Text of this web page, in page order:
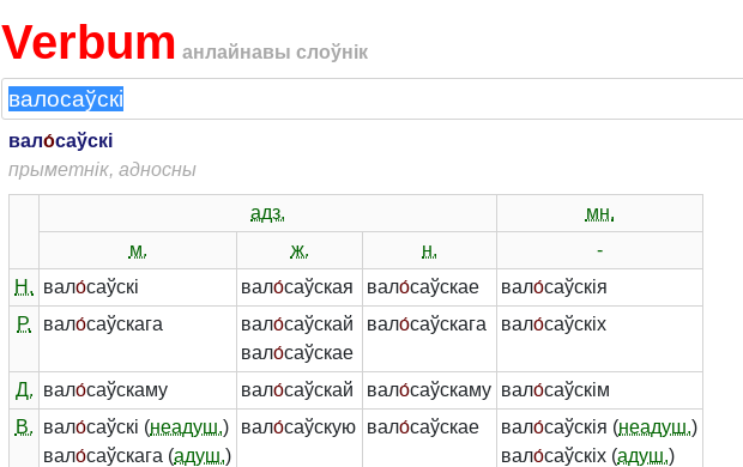
Verbum анлайнавы слоўнік
вало́саўскі
прыметнік, адносны
адз.
мн.
м.
ж. н.
-
Н. вало́саўскі вало́саўская вало́саўскае вало́саўскія
Р.
вало́саўскага вало́саўскай
вало́саўскае
вало́саўскага вало́саўскіх
Д. вало́саўскаму вало́саўскай вало́саўскаму вало́саўскім
В. вало́саўскі (неадуш.)
вало́саўскага (адуш.)
вало́саўскую вало́саўскае вало́саўскія (неадуш.)
вало́саўскіх (адуш.)